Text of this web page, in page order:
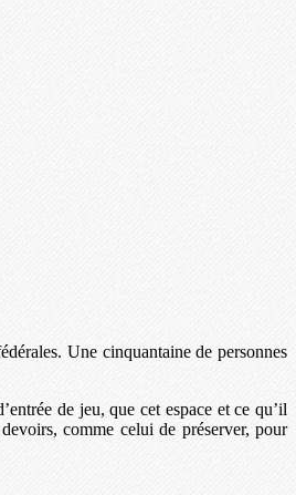
Une cinquantaine de personnes
de jeu, que cet espace et ce qu’il
comme celui de préserver, pour